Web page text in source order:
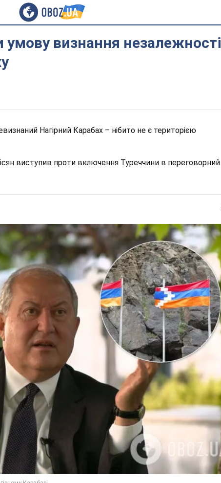
умову визнання незалежності
Нагірний Карабах – нібито не є територією
виступив проти включення Туреччини в переговорний